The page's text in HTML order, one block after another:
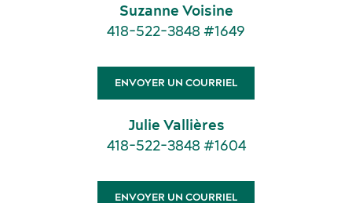
Activités et expériences
Salles de réunion
Suzanne Voisine
418-522-3848 #1649
ENVOYER UN COURRIEL
Julie Vallières
418-522-3848 #1604
ENVOYER UN COURRIEL